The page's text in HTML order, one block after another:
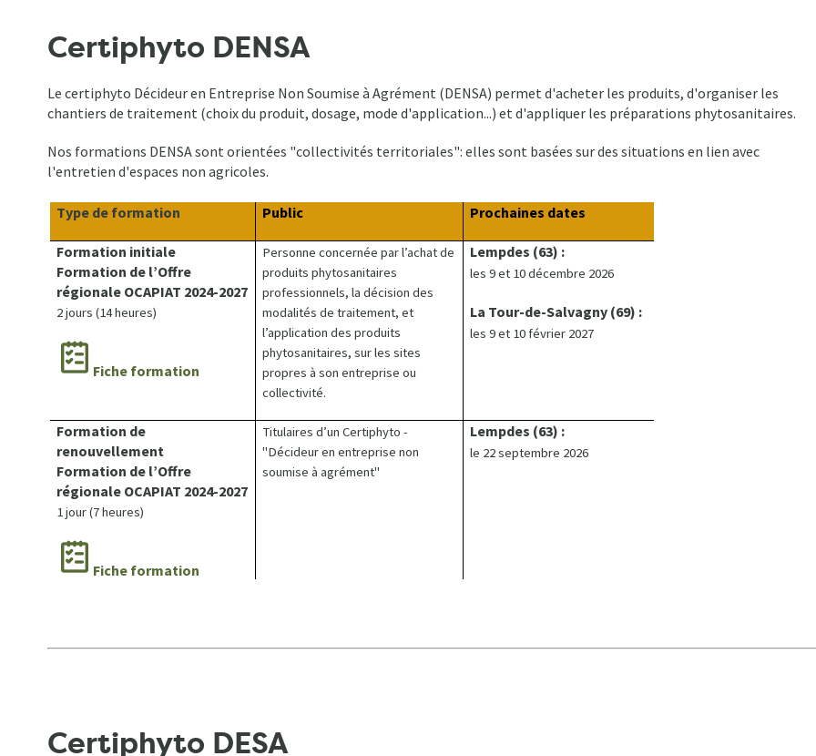
Certiphyto DENSA
Le certiphyto Décideur en Entreprise Non Soumise à Agrément (DENSA) permet d'acheter les produits, d'organiser les
chantiers de traitement (choix du produit, dosage, mode d'application...) et d'appliquer les préparations phytosanitaires.
Nos formations DENSA sont orientées "collectivités territoriales": elles sont basées sur des situations en lien avec
l'entretien d'espaces non agricoles.
Type de formation Public Prochaines dates
Formation initiale
Formation de l’Offre
régionale OCAPIAT 2024-2027
2 jours (14 heures)
Fiche formation
Personne concernée par l’achat de
produits phytosanitaires
professionnels, la décision des
modalités de traitement, et
l’application des produits
phytosanitaires, sur les sites
propres à son entreprise ou
collectivité.
Lempdes (63) :
les 9 et 10 décembre 2026
La Tour-de-Salvagny (69) :
les 9 et 10 février 2027
Formation de
renouvellement
Formation de l’Offre
régionale OCAPIAT 2024-2027
1 jour (7 heures)
Fiche formation
Titulaires d’un Certiphyto -
"Décideur en entreprise non
soumise à agrément"
Lempdes (63) :
le 22 septembre 2026
Certiphyto DESA